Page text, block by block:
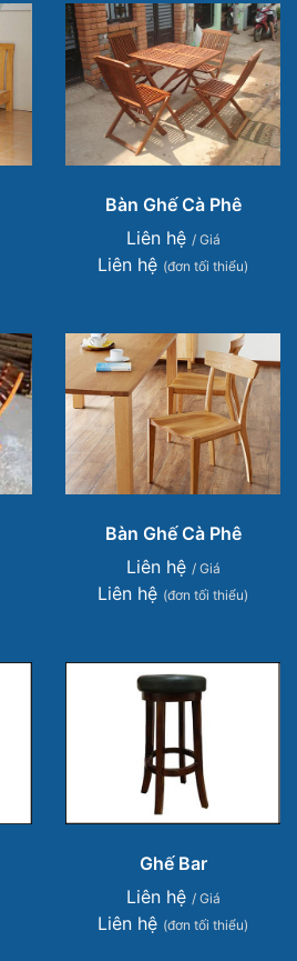
Bàn Ghế Cà Phê
Liên hệ / Giá
Liên hệ (đơn tối thiểu)
Bàn Ghế Cà Phê
Liên hệ / Giá
Liên hệ (đơn tối thiểu)
Ghế Bar
Liên hệ / Giá
Liên hệ (đơn tối thiểu)